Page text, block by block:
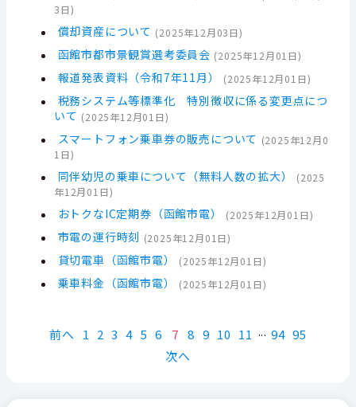
3日)
償却資産について (2025年12月03日)
函館市都市景観賞選考委員会 (2025年12月01日)
報道発表資料（令和7年11月） (2025年12月01日)
税務システム等標準化 特別徴収に係る変更点につ
いて (2025年12月01日)
スマートフォン乗車券の販売について (2025年12月0
1日)
同伴幼児の乗車について（無料人数の拡大） (2025
年12月01日)
おトクなIC定期券（函館市電） (2025年12月01日)
市電の運行時刻 (2025年12月01日)
貸切電車（函館市電） (2025年12月01日)
乗車料金（函館市電） (2025年12月01日)
前へ 1 2 3 4 5 6 7 8 9 10 11 94 95
次へ